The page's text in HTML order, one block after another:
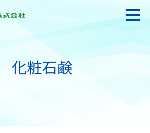
化粧石鹸